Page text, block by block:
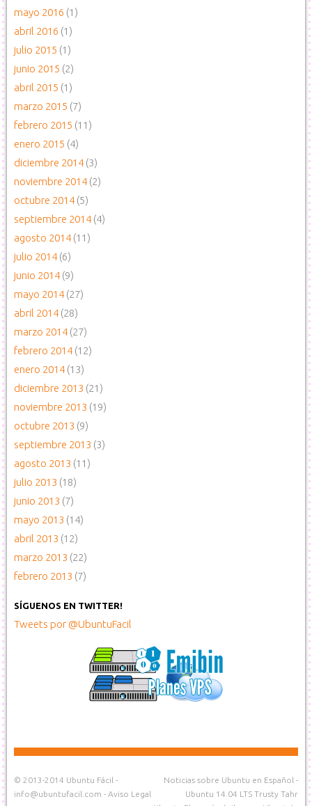
mayo 2016 (1)
abril 2016 (1)
julio 2015 (1)
junio 2015 (2)
abril 2015 (1)
marzo 2015 (7)
febrero 2015 (11)
enero 2015 (4)
diciembre 2014(3)
noviembre 2014(2)
octubre 2014(5)
septiembre 2014(4)
agosto 2014(11)
julio 2014(6)
junio 2014(9)
mayo 2014(27)
abril 2014(28)
marzo 2014(27)
febrero 2014(12)
enero 2014(13)
diciembre 2013 (21)
noviembre 2013 (19)
octubre 2013 (9)
septiembre 2013 (3)
agosto 2013 (11)
julio 2013 (18)
junio 2013 (7)
mayo 2013 (14)
abril 2013 (12)
marzo 2013 (22)
febrero 2013 (7)
SÍGUENOS EN TWITTER!
Tweets por @UbuntuFacil
© 2013-2014 Ubuntu Fácil -
info@ubuntufacil.com - Aviso Legal
Noticias sobre Ubuntu en Español -
Ubuntu 14.04 LTS Trusty Tahr